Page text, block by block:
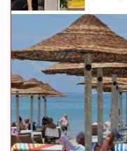
radnik